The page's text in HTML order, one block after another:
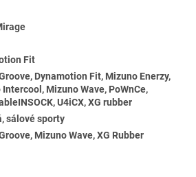
Fit
Dynamotion Fit, Mizuno Enerzy,
Intercool, Mizuno Wave, PoWnCe,
U4iCX, XG rubber
sálové sporty
Mizuno Wave, XG Rubber